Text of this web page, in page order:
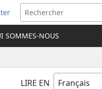
SOMMES-NOUS
LIRE EN